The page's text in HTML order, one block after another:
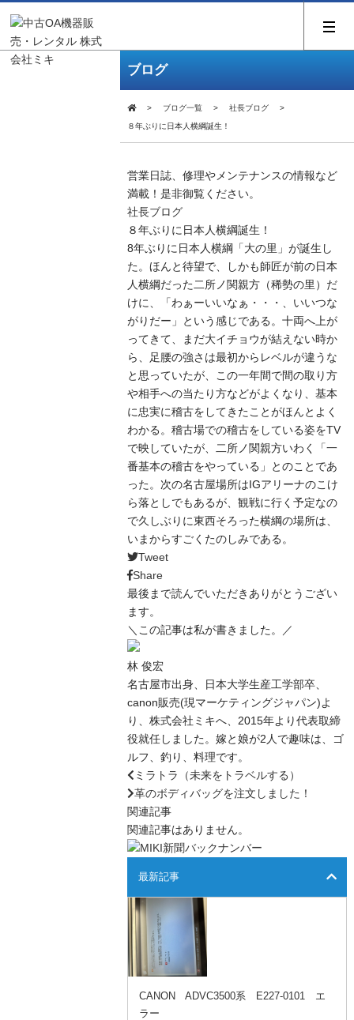
ブログ
ブログ一覧 社長ブログ
８年ぶりに日本人横綱誕生！
営業日誌、修理やメンテナンスの情報など
満載！是非御覧ください。
社長ブログ
８年ぶりに日本人横綱誕生！
8年ぶりに日本人横綱「大の里」が誕生し
た。ほんと待望で、しかも師匠が前の日本
人横綱だった二所ノ関親方（稀勢の里）だ
けに、「わぁーいいなぁ・・・、いいつな
がりだー」という感じである。十両へ上が
ってきて、まだ大イチョウが結えない時か
ら、足腰の強さは最初からレベルが違うな
と思っていたが、この一年間で間の取り方
や相手への当たり方などがよくなり、基本
に忠実に稽古をしてきたことがほんとよく
わかる。稽古場での稽古をしている姿をTV
で映していたが、二所ノ関親方いわく「一
番基本の稽古をやっている」とのことであ
った。次の名古屋場所はIGアリーナのこけ
ら落としでもあるが、観戦に行く予定なの
で久しぶりに東西そろった横綱の場所は、
いまからすごくたのしみである。
Tweet
Share
最後まで読んでいただきありがとうござい
ます。
＼この記事は私が書きました。／
林 俊宏
名古屋市出身、日本大学生産工学部卒、
canon販売(現マーケティングジャパン)よ
り、株式会社ミキへ、2015年より代表取締
役就任しました。嫁と娘が2人で趣味は、ゴ
ルフ、釣り、料理です。
ミラトラ（未来をトラベルする）
革のボディバッグを注文しました！
関連記事
関連記事はありません。
最新記事
CANON ADVC3500系 E227-0101 エ
ラー